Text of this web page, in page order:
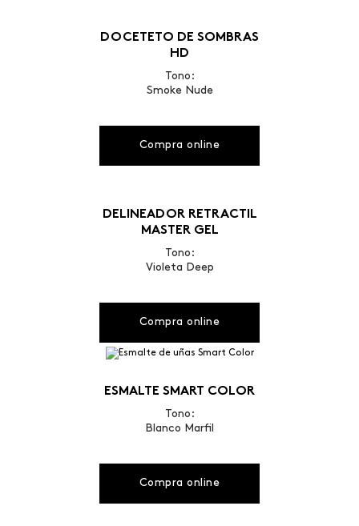
DOCETETO DE SOMBRAS
HD
Tono:
Smoke Nude
Compra online
DELINEADOR RETRACTIL
MASTER GEL
Tono:
Violeta Deep
Compra online
ESMALTE SMART COLOR
Tono:
Blanco Marfil
Compra online